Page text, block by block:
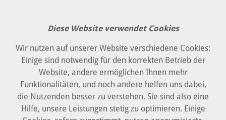
‹ Zurück
Anfrage
Firma
Diese Website verwendet Cookies
Wir nutzen auf unserer Website verschiedene Cookies:
Einige sind notwendig für den korrekten Betrieb der
Website, andere ermöglichen Ihnen mehr
Funktionalitäten, und noch andere helfen uns dabei,
die Nutzenden besser zu verstehen. Sie sind also eine
Hilfe, unsere Leistungen stetig zu optimieren. Einige